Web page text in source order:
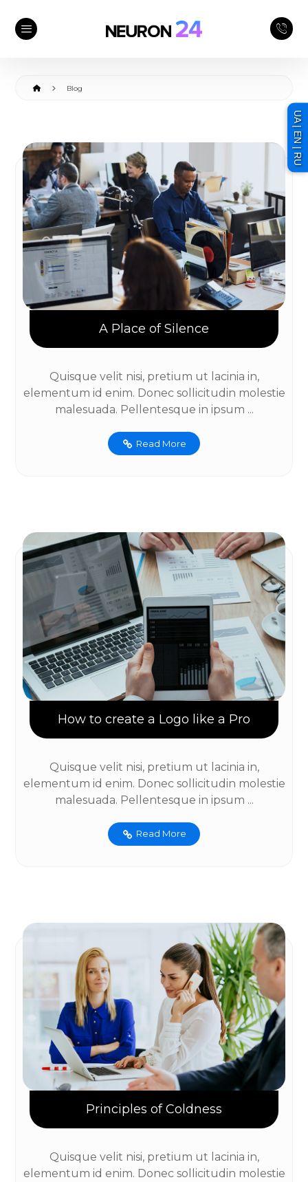
UA | EN | RU
Blog
A Place of Silence
Quisque velit nisi, pretium ut lacinia in,
elementum id enim. Donec sollicitudin molestie
malesuada. Pellentesque in ipsum ...
Read More
How to create a Logo like a Pro
Quisque velit nisi, pretium ut lacinia in,
elementum id enim. Donec sollicitudin molestie
malesuada. Pellentesque in ipsum ...
Read More
Principles of Coldness
Quisque velit nisi, pretium ut lacinia in,
elementum id enim. Donec sollicitudin molestie